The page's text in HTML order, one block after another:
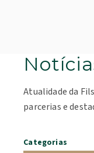
Atualidade da
parcerias e
Categorias